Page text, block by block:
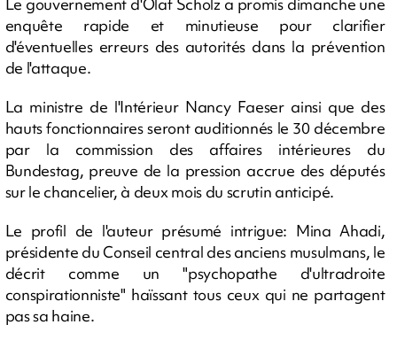
Le gouvernement d'Olaf Scholz a promis dimanche une
enquête rapide et minutieuse pour clarifier
d'éventuelles erreurs des autorités dans la prévention
de l'attaque.
La ministre de l'Intérieur Nancy Faeser ainsi que des
hauts fonctionnaires seront auditionnés le 30 décembre
par la commission des affaires intérieures du
Bundestag, preuve de la pression accrue des députés
sur le chancelier, à deux mois du scrutin anticipé.
Le profil de l'auteur présumé intrigue: Mina Ahadi,
présidente du Conseil central des anciens musulmans, le
décrit comme un "psychopathe d'ultradroite
conspirationniste" haïssant tous ceux qui ne partagent
pas sa haine.